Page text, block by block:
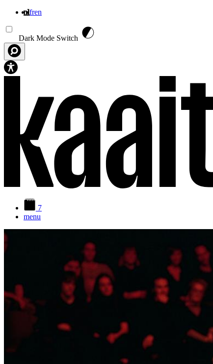
nlfren
Dark Mode Switch
7
menu